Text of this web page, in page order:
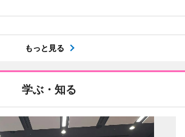
もっと見る
学ぶ・知る